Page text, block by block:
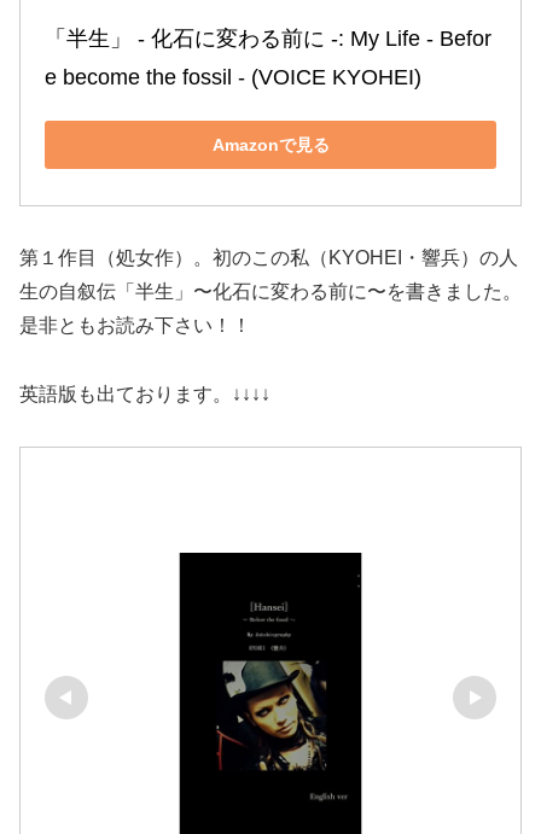
「半生」 ‐ 化石に変わる前に ‐: My Life ‐ Befor
e become the fossil ‐ (VOICE KYOHEI)
Amazonで見る
第１作目（処女作）。初のこの私（KYOHEI・響兵）の人
生の自叙伝「半生」〜化石に変わる前に〜を書きました。
是非ともお読み下さい！！
英語版も出ております。↓↓↓↓